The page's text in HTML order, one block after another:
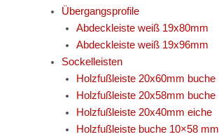
Übergangsprofile
Abdeckleiste weiß 19x80mm
Abdeckleiste weiß 19x96mm
Sockelleisten
Holzfußleiste 20x60mm buche
Holzfußleiste 20x58mm buche
Holzfußleiste 20x40mm eiche
Holzfußleiste buche 10×58 mm